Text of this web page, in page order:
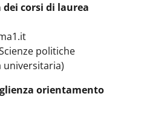
corsi di laurea
politiche
universitaria)
orientamento